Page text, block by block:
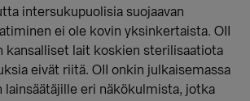
intersukupuolisia suojaavan
ei ole kovin yksinkertaista. OII
kansalliset lait koskien sterilisaatiota
eivät riitä. OII onkin julkaisemassa
lainsäätäjille eri näkökulmista, jotka